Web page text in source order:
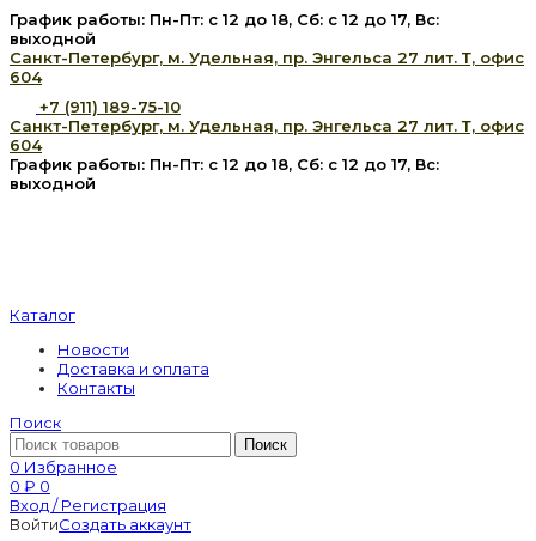
График работы: Пн-Пт: с 12 до 18, Сб: с 12 до 17, Вс:
выходной
Санкт-Петербург, м. Удельная, пр. Энгельса 27 лит. Т, офис
604
+7 (911) 189-75-10
Санкт-Петербург, м. Удельная, пр. Энгельса 27 лит. Т, офис
604
График работы: Пн-Пт: с 12 до 18, Сб: с 12 до 17, Вс:
выходной
Каталог
Новости
Доставка и оплата
Контакты
Поиск
Поиск
0 Избранное
0 ₽ 0
Вход / Регистрация
ВойтиСоздать аккаунт